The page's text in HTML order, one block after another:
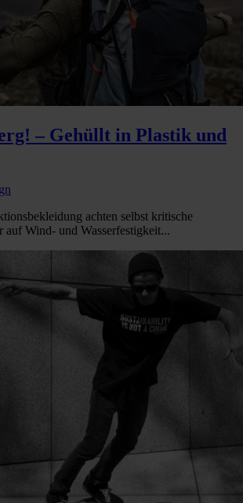
– Gehüllt in Plastik und
achten selbst kritische
auf Wind- und Wasserfestigkeit...